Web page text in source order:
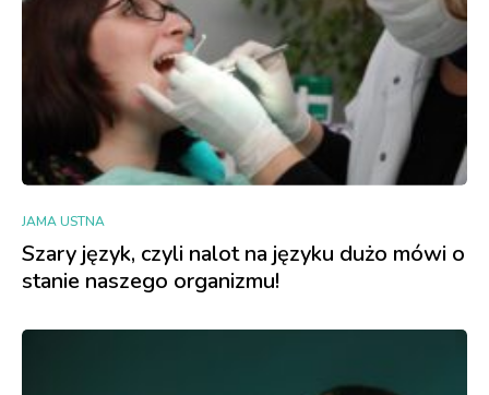
JAMA USTNA
Szary język, czyli nalot na języku dużo mówi o
stanie naszego organizmu!